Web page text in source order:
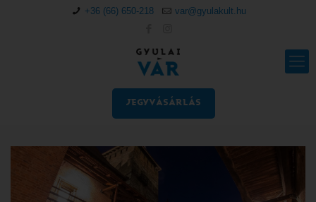
+36 (66) 650-218 var@gyulakult.hu
JEGYVÁSÁRLÁS